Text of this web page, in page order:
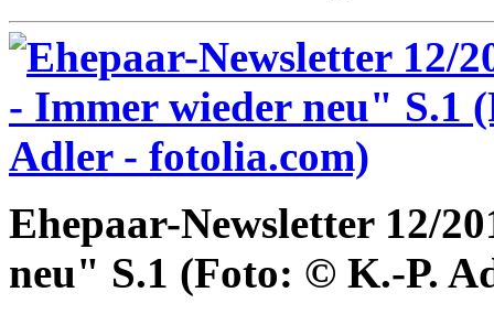
Ehepaar-Newsletter 12/
neu" S.1 (Foto: © K.-P.